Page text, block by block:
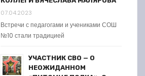
07.04.2023
Встречи с педагогами и учениками СОШ
№10 стали традицией
УЧАСТНИК СВО — О
НЕОЖИДАННОМ